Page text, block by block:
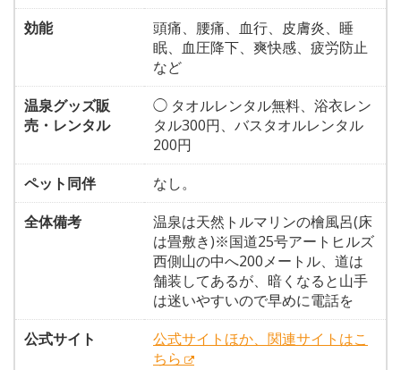
効能
頭痛、腰痛、血行、皮膚炎、睡
眠、血圧降下、爽快感、疲労防止
など
温泉グッズ販
売・レンタル
◯ タオルレンタル無料、浴衣レン
タル300円、バスタオルレンタル
200円
ペット同伴
なし。
全体備考
温泉は天然トルマリンの檜風呂(床
は畳敷き)※国道25号アートヒルズ
西側山の中へ200メートル、道は
舗装してあるが、暗くなると山手
は迷いやすいので早めに電話を
公式サイト
公式サイトほか、関連サイトはこ
ちら